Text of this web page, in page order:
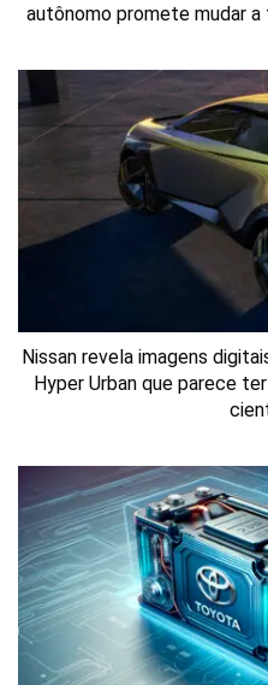
autônomo promete mudar
Nissan revela imagens
Hyper Urban que parece